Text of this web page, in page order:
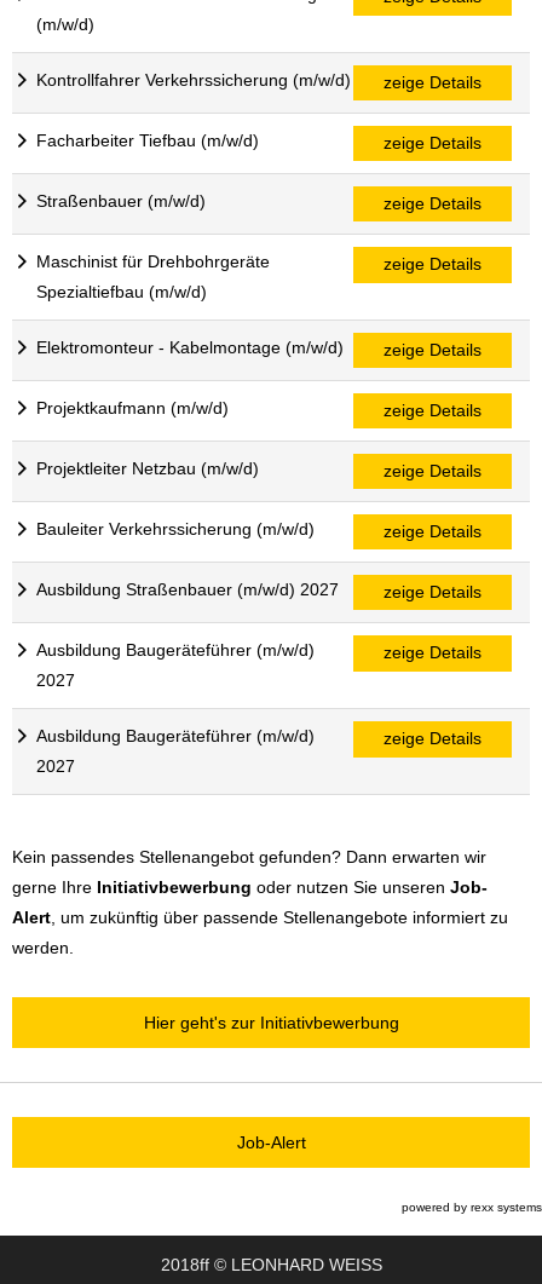
(m/w/d)
Kontrollfahrer Verkehrssicherung (m/w/d) zeige Details
Facharbeiter Tiefbau (m/w/d) zeige Details
Straßenbauer (m/w/d) zeige Details
Maschinist für Drehbohrgeräte
Spezialtiefbau (m/w/d)
zeige Details
Elektromonteur - Kabelmontage (m/w/d) zeige Details
Projektkaufmann (m/w/d) zeige Details
Projektleiter Netzbau (m/w/d) zeige Details
Bauleiter Verkehrssicherung (m/w/d) zeige Details
Ausbildung Straßenbauer (m/w/d) 2027 zeige Details
Ausbildung Baugeräteführer (m/w/d)
2027
zeige Details
Ausbildung Baugeräteführer (m/w/d)
2027
zeige Details
Kein passendes Stellenangebot gefunden? Dann erwarten wir
gerne Ihre Initiativbewerbung oder nutzen Sie unseren Job-
Alert , um zukünftig über passende Stellenangebote informiert zu
werden.
Hier geht's zur Initiativbewerbung
Job-Alert
powered by rexx systems
2018ff © LEONHARD WEISS